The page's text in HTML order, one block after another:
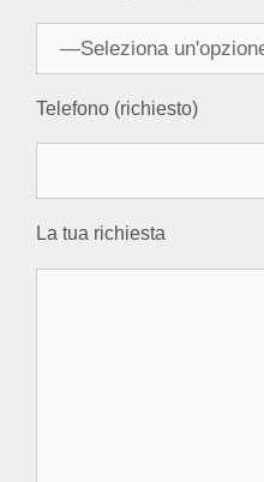
Telefono (richiesto)
La tua richiesta